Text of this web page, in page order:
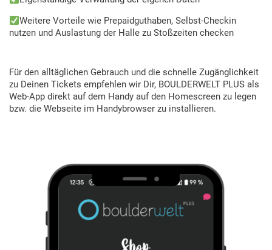
Weitere Vorteile wie Prepaidguthaben, Selbst-Checkin
nutzen und Auslastung der Halle zu Stoßzeiten checken
Für den alltäglichen Gebrauch und die schnelle Zugänglichkeit
zu Deinen Tickets empfehlen wir Dir, BOULDERWELT PLUS als
Web-App direkt auf dem Handy auf den Homescreen zu legen
bzw. die Webseite im Handybrowser zu installieren.